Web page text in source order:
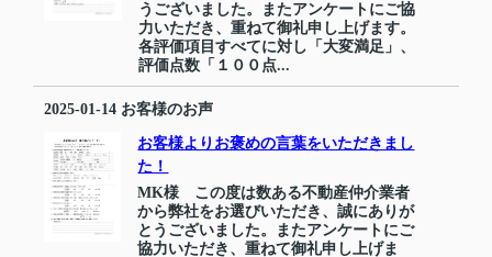
うございました。またアンケートにご協
力いただき、重ねて御礼申し上げます。
各評価項目すべてに対し「大変満足」、
評価点数「１００点...
2025-01-14 お客様のお声
お客様よりお褒めの言葉をいただきまし
た！
MK様 この度は数ある不動産仲介業者
から弊社をお選びいただき、誠にありが
とうございました。またアンケートにご
協力いただき、重ねて御礼申し上げま